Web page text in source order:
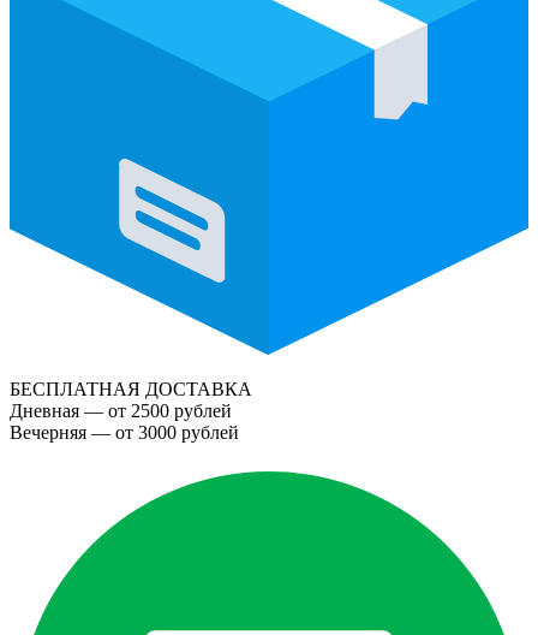
БЕСПЛАТНАЯ ДОСТАВКА
Дневная — от 2500 рублей
Вечерняя — от 3000 рублей